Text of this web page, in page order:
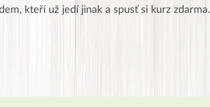
kteří už jedí jinak a spusť si kurz zdarma.